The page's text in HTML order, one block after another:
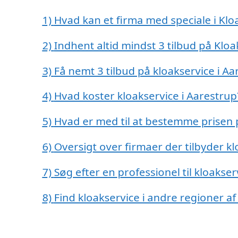
1) Hvad kan et firma med speciale i
2)Indhent altid mindst 3 tilbud på
3) Få nemt 3 tilbud på kloakservice i
4) Hvad koster kloakservice i
5) Hvad er med til at bestemme prisen
6) Oversigt over firmaer der tilbyder
7) Søg efter en professionel til
8) Find kloakservice i andre regioner